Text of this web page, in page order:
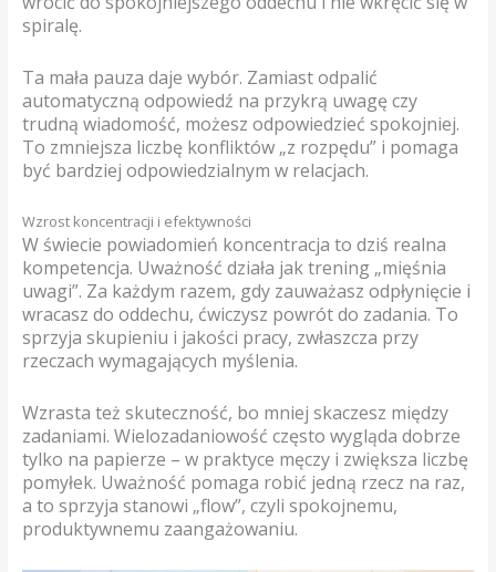
spiralę.
Ta mała pauza daje wybór. Zamiast odpalić
automatyczną odpowiedź na przykrą uwagę czy
trudną wiadomość, możesz odpowiedzieć spokojniej.
To zmniejsza liczbę konfliktów „z rozpędu” i pomaga
być bardziej odpowiedzialnym w relacjach.
Wzrost koncentracji i efektywności
W świecie powiadomień koncentracja to dziś realna
kompetencja. Uważność działa jak trening „mięśnia
uwagi”. Za każdym razem, gdy zauważasz odpłynięcie i
wracasz do oddechu, ćwiczysz powrót do zadania. To
sprzyja skupieniu i jakości pracy, zwłaszcza przy
rzeczach wymagających myślenia.
Wzrasta też skuteczność, bo mniej skaczesz między
zadaniami. Wielozadaniowość często wygląda dobrze
tylko na papierze – w praktyce męczy i zwiększa liczbę
pomyłek. Uważność pomaga robić jedną rzecz na raz,
a to sprzyja stanowi „flow”, czyli spokojnemu,
produktywnemu zaangażowaniu.